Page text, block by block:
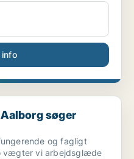
info
Operationssyge...
søger
og fagligt
vægter vi arbejdsglæde